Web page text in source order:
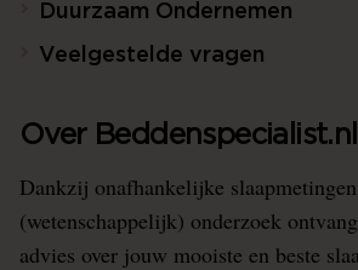
Duurzaam Ondernemen
Veelgestelde vragen
Over Beddenspecialist.nl
Dankzij onafhankelijke
(wetenschappelijk) onderzoek
advies over jouw mooiste en beste